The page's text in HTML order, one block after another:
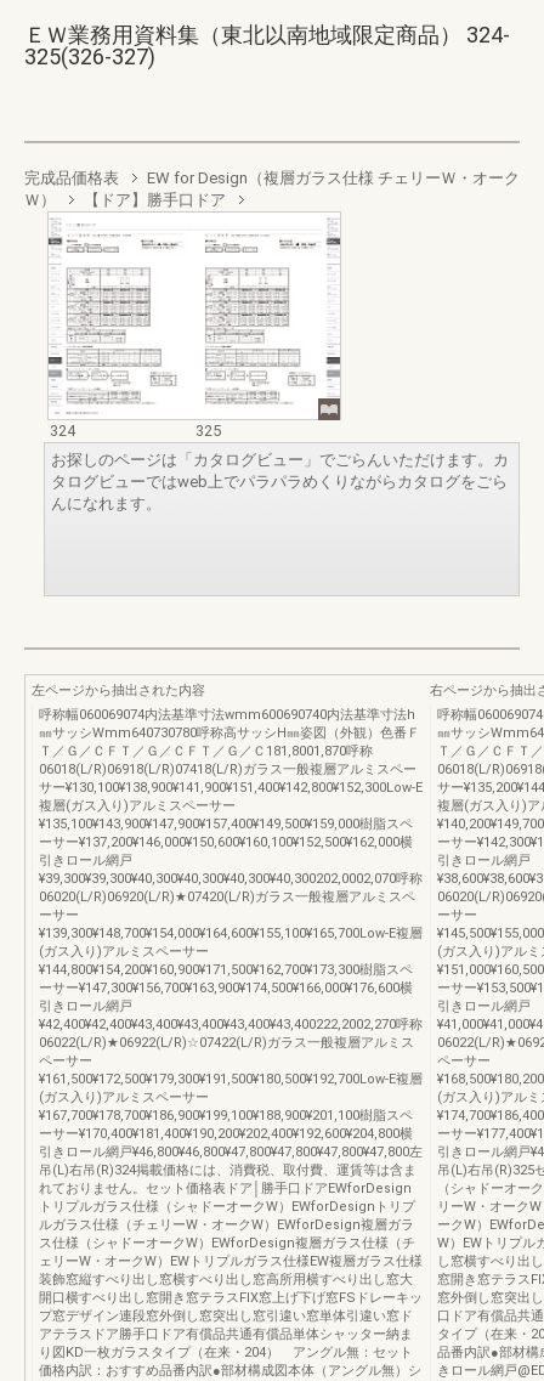
ＥＷ業務用資料集（東北以南地域限定商品） 324-
325(326-327)
完成品価格表
EW for Design（複層ガラス仕様 チェリーＷ・オーク
Ｗ）
【ドア】勝手口ドア
324
325
お探しのページは「カタログビュー」でごらんいただけます。カ
タログビューではweb上でパラパラめくりながらカタログをごら
んになれます。
左ページから抽出された内容
呼称幅060069074内法基準寸法wmm600690740内法基準寸法h
㎜サッシWmm640730780呼称高サッシH㎜姿図（外観）色番Ｆ
Ｔ／Ｇ／ＣＦＴ／Ｇ／ＣＦＴ／Ｇ／Ｃ181,8001,870呼称
06018(L/R)06918(L/R)07418(L/R)ガラス一般複層アルミスペー
サー¥130,100¥138,900¥141,900¥151,400¥142,800¥152,300Low-E
複層(ガス入り)アルミスペーサー
¥135,100¥143,900¥147,900¥157,400¥149,500¥159,000樹脂スペ
ーサー¥137,200¥146,000¥150,600¥160,100¥152,500¥162,000横
引きロール網戸
¥39,300¥39,300¥40,300¥40,300¥40,300¥40,300202,0002,070呼称
06020(L/R)06920(L/R)★07420(L/R)ガラス一般複層アルミスペ
ーサー
¥139,300¥148,700¥154,000¥164,600¥155,100¥165,700Low-E複層
(ガス入り)アルミスペーサー
¥144,800¥154,200¥160,900¥171,500¥162,700¥173,300樹脂スペ
ーサー¥147,300¥156,700¥163,900¥174,500¥166,000¥176,600横
引きロール網戸
¥42,400¥42,400¥43,400¥43,400¥43,400¥43,400222,2002,270呼称
06022(L/R)★06922(L/R)☆07422(L/R)ガラス一般複層アルミス
ペーサー
¥161,500¥172,500¥179,300¥191,500¥180,500¥192,700Low-E複層
(ガス入り)アルミスペーサー
¥167,700¥178,700¥186,900¥199,100¥188,900¥201,100樹脂スペ
ーサー¥170,400¥181,400¥190,200¥202,400¥192,600¥204,800横
引きロール網戸¥46,800¥46,800¥47,800¥47,800¥47,800¥47,800左
吊(L)右吊(R)324掲載価格には、消費税、取付費、運賃等は含ま
れておりません。セット価格表ドア│勝手口ドアEWforDesign
トリプルガラス仕様（シャドーオークW）EWforDesignトリプ
ルガラス仕様（チェリーW・オークW）EWforDesign複層ガラ
ス仕様（シャドーオークW）EWforDesign複層ガラス仕様（チ
ェリーW・オークW）EWトリプルガラス仕様EW複層ガラス仕様
装飾窓縦すべり出し窓横すべり出し窓高所用横すべり出し窓大
開口横すべり出し窓開き窓テラスFIX窓上げ下げ窓FSドレーキッ
プ窓デザイン連段窓外倒し窓突出し窓引違い窓単体引違い窓ド
アテラスドア勝手口ドア有償品共通有償品単体シャッター納ま
り図KD一枚ガラスタイプ（在来・204） アングル無：セット
価格内訳：おすすめ品番内訳●部材構成図本体（アングル無）シ
右ページから抽出
呼称幅
㎜サッシ
Ｔ／Ｇ／ＣＦＴ
06018(L/
サー
複層(ガス入り)
ーサー
引きロール網戸
06020(L/
ーサー
(ガス入り)アル
ーサー
引きロール網戸
06022(L/
ペーサー
(ガス入り)アル
ーサー
引きロール網戸
吊(L)右吊(R)325
（シャドーオー
リーW・オーク
ークW）
W）EWトリプル
し窓横すべり出
窓開き窓テラス
窓外倒し窓突出
口ドア有償品共
タイプ（在来・
品番内訳●部材構
きロール網戸